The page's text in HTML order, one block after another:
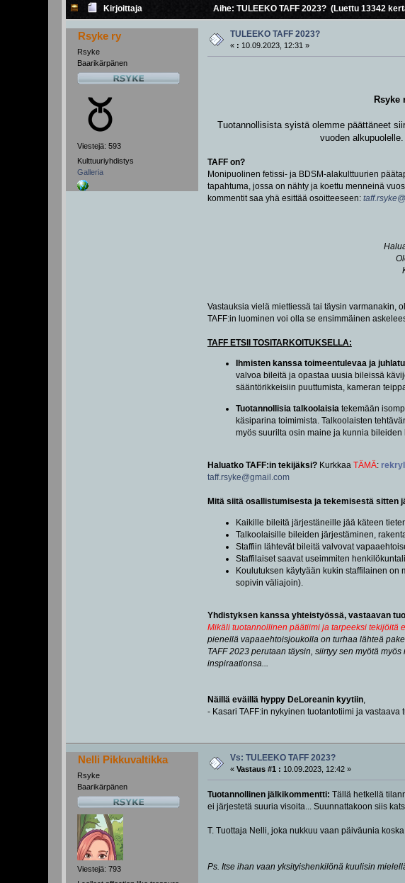
Kirjoittaja Aihe: TULEEKO TAFF 2023? (Luettu 13342
Rsyke ry
Rsyke
Baarikärpänen
Viestejä: 593
Kulttuuriyhdistys
Galleria
TULEEKO TAFF 2023?
« : 10.09.2023, 12:31 »
Rsyke
Tuotannollisista syistä olemme päättäneet
vuoden
TAFF on?
Monipuolinen fetissi- ja BDSM-alakulttuurien
tapahtuma, jossa on nähty ja koettu menneinä
kommentit saa yhä esittää osoitteeseen:
Vastauksia vielä miettiessä tai täysin varmanakin,
TAFF:in luominen voi olla se ensimmäinen
TAFF ETSII TOSITARKOITUKSELLA:
Ihmisten kanssa toimeentulevaa ja
valvoa bileitä ja opastaa uusia bileissä
sääntörikkeisiin puuttumista, kameran
Tuotannollisia talkoolaisiatekemään
käsiparina toimimista. Talkoolaisten
myös suurilta osin maine ja kunnia bileiden
Haluatko TAFF:in tekijäksi?Kurkkaa TÄMÄ:
taff.rsyke@gmail.com
Mitä siitä osallistumisesta ja tekemisestä sitten
Kaikille bileitä järjestäneille jää käteen
Talkoolaisille bileiden järjestäminen,
Staffiin lähtevät bileitä valvovat
Staffilaiset saavat useimmiten
Koulutuksen käytyään kukin staffilainen on
sopivin väliajoin).
Yhdistyksen kanssa yhteistyössä, vastaavan
Mikäli tuotannollinen päätiimi ja tarpeeksi tekijöitä
pienellä vapaaehtoisjoukolla on turhaa lähteä
TAFF 2023 perutaan täysin, siirtyy sen myötä
inspiraationsa...
Näillä eväillä hyppy DeLoreanin kyytiin,
- Kasari TAFF:in nykyinen tuotantotiimi ja vastaava
Nelli Pikkuvaltikka
Rsyke
Baarikärpänen
Viestejä: 793
Vs: TULEEKO TAFF 2023?
«Vastaus #1 : 10.09.2023, 12:42 »
Tuotannollinen jälkikommentti: Tällä hetkellä
ei järjestetä suuria visoita... Suunnattakoon siis
T. Tuottaja Nelli, joka nukkuu vaan päiväunia
Ps. Itse ihan vaan yksityishenkilönä kuulisin